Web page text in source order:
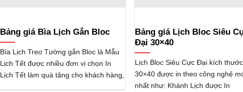
Bảng giá Bìa Lịch Gắn Bloc
Bìa Lịch Treo Tường gắn Bloc là Mẫu
Lịch Tết được nhiều đơn vị chọn In
Lịch Tết làm quà tặng cho khách hàng,
Bảng giá Lịch Bloc Siêu
Đại 30×40
Lịch Bloc Siêu Cực Đại kích thước
30×40 được in theo công nghệ
nhất như: Khánh Lịch được In